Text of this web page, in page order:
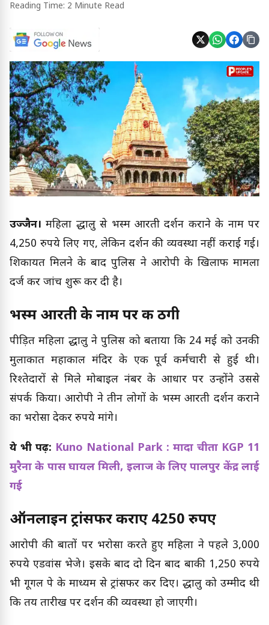
Reading Time: 2 Minute Read
उज्जैन। महिला श्रद्धालु से भस्म आरती दर्शन कराने के नाम पर
4,250 रुपये लिए गए, लेकिन दर्शन की व्यवस्था नहीं कराई गई।
शिकायत मिलने के बाद पुलिस ने आरोपी के खिलाफ मामला
दर्ज कर जांच शुरू कर दी है।
भस्म आरती के नाम पर की ठगी
पीड़ित महिला श्रद्धालु ने पुलिस को बताया कि 24 मई को उनकी
मुलाकात महाकाल मंदिर के एक पूर्व कर्मचारी से हुई थी।
रिश्तेदारों से मिले मोबाइल नंबर के आधार पर उन्होंने उससे
संपर्क किया। आरोपी ने तीन लोगों के भस्म आरती दर्शन कराने
का भरोसा देकर रुपये मांगे।
ये भी पढ़ें: Kuno National Park : मादा चीता KGP 11
मुरैना के पास घायल मिली, इलाज के लिए पालपुर केंद्र लाई
गई
ऑनलाइन ट्रांसफर कराए 4250 रुपए
आरोपी की बातों पर भरोसा करते हुए महिला ने पहले 3,000
रुपये एडवांस भेजे। इसके बाद दो दिन बाद बाकी 1,250 रुपये
भी गूगल पे के माध्यम से ट्रांसफर कर दिए। श्रद्धालु को उम्मीद थी
कि तय तारीख पर दर्शन की व्यवस्था हो जाएगी।